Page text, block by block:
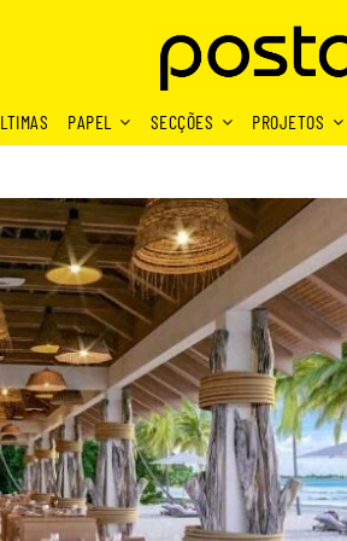
PAPEL SECÇÕES PROJETOS